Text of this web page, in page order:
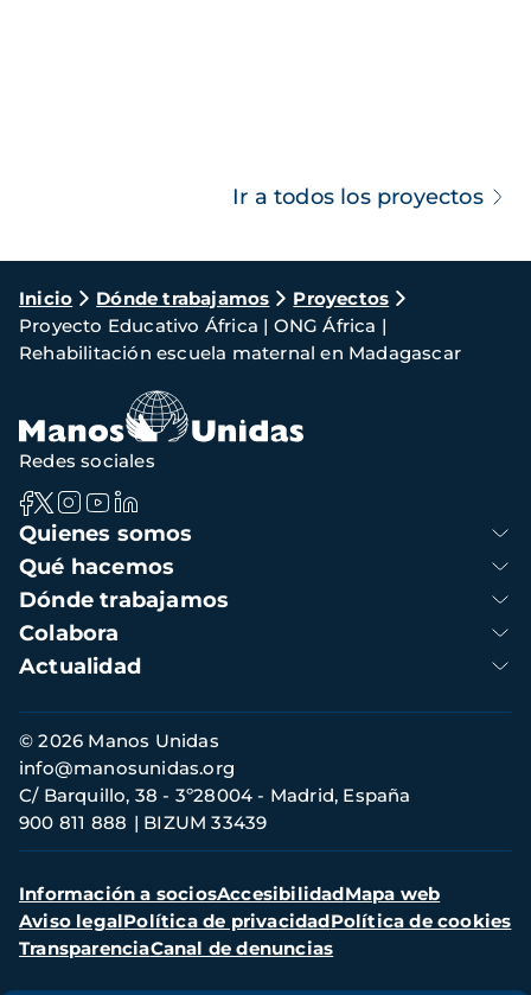
Ir a todos los proyectos
Ruta
de
navegación
Inicio Dónde trabajamos
Proyectos
Proyecto Educativo África | ONG África |
Rehabilitación escuela maternal en Madagascar
Navegación
principal
Quienes somos
Qué hacemos
Dónde trabajamos
Colabora
Actualidad
Redes sociales
Información
de
contacto
© 2026 Manos Unidas
C/ Barquillo, 38 - 3º28004 - Madrid, España
900 811 888
BIZUM 33439
info@manosunidas.org
Menú
secundario
Información a sociosAccesibilidadMapa web
Aviso legalPolítica de privacidadPolítica de cookies
TransparenciaCanal de denuncias